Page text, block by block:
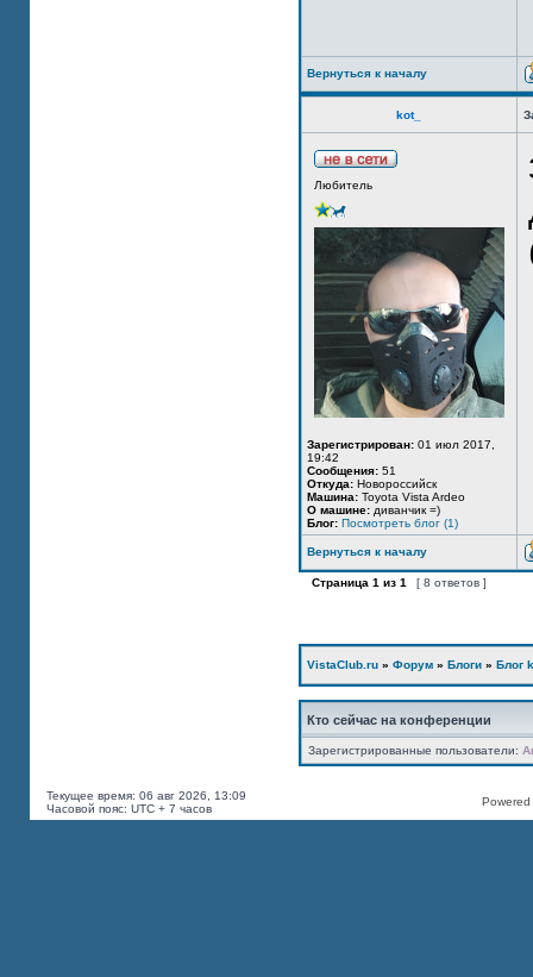
Вернуться к началу
kot_
Любитель
Зарегистрирован: 01 июл 2017,
19:42
Сообщения: 51
Откуда: Новороссийск
Машина: Toyota Vista Ardeo
О машине: диванчик =)
Блог: Посмотреть блог (1)
Вернуться к началу
Страница 1 из 1 [ 8 ответов ]
VistaClub.ru » Форум » Блоги » Блог
Кто сейчас на конференции
Зарегистрированные пользователи:
Текущее время: 06 авг 2026, 13:09
Часовой пояс: UTC + 7 часов